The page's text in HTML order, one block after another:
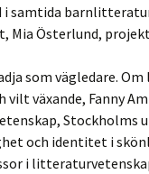
i samtida
Mia Österlund,
som vägledare.
vilt växande, Fanny
Stockholms
och identitet i
i